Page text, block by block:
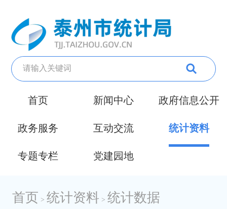
首页 新闻中心 政府信息公开
政务服务 互动交流 统计资料
专题专栏 党建园地
首页 > 统计资料 > 统计数据